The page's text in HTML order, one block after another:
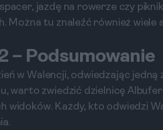
jazdę na rowerze czy
Można tu znaleźć również
– Podsumowanie
w Walencji, odwiedzając
warto zwiedzić dzielnicę
widoków. Każdy, kto odwiedzi